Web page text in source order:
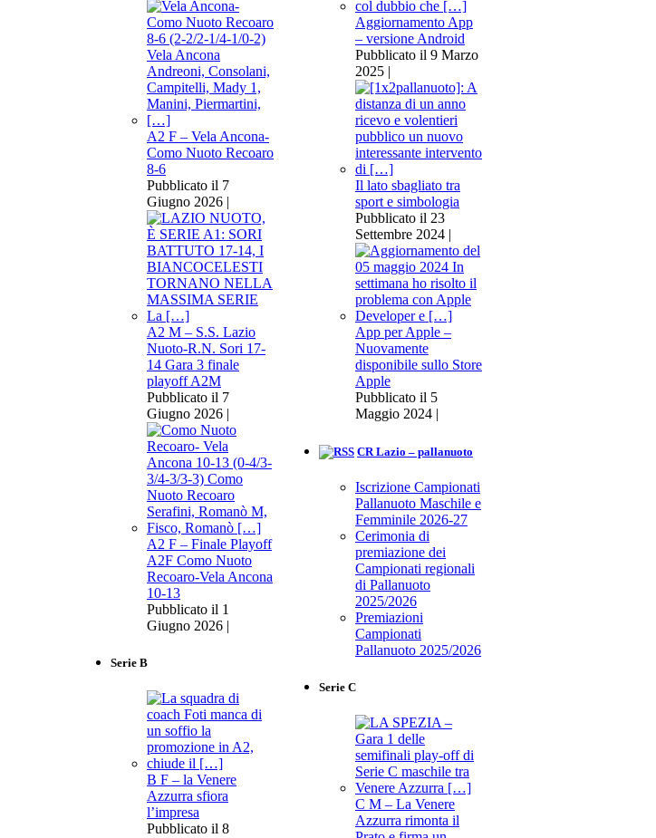
Aggiornamento App
– versione Android
Pubblicato il 9 Marzo
2025 |
Il lato sbagliato tra
sport e simbologia
Pubblicato il 23
Settembre 2024 |
App per Apple –
Nuovamente
disponibile sullo Store
Apple
Pubblicato il 5
Maggio 2024 |
CR Lazio – pallanuoto
Iscrizione Campionati
Pallanuoto Maschile e
Femminile 2026-27
Cerimonia di
premiazione dei
Campionati regionali
di Pallanuoto
2025/2026
Premiazioni
Campionati
Pallanuoto 2025/2026
Serie C
C M – La Venere
Azzurra rimonta il
A2 F – Vela Ancona-
Como Nuoto Recoaro
8-6
Pubblicato il 7
Giugno 2026 |
A2 M – S.S. Lazio
Nuoto-R.N. Sori 17-
14 Gara 3 finale
playoff A2M
Pubblicato il 7
Giugno 2026 |
A2 F – Finale Playoff
A2F Como Nuoto
Recoaro-Vela Ancona
10-13
Pubblicato il 1
Giugno 2026 |
Serie B
B F – la Venere
Azzurra sfiora
l’impresa
Pubblicato il 8